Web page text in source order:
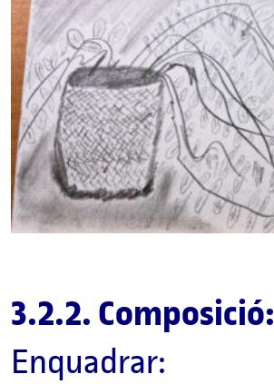
3.2.2. Composició:
Enquadrar: